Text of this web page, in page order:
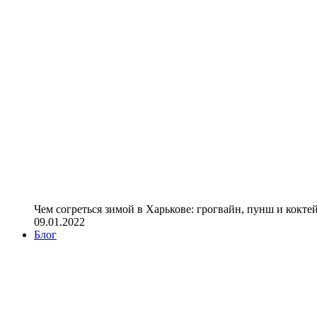
Чем согреться зимой в Харькове: грогвайн, пунш и
09.01.2022
Блог